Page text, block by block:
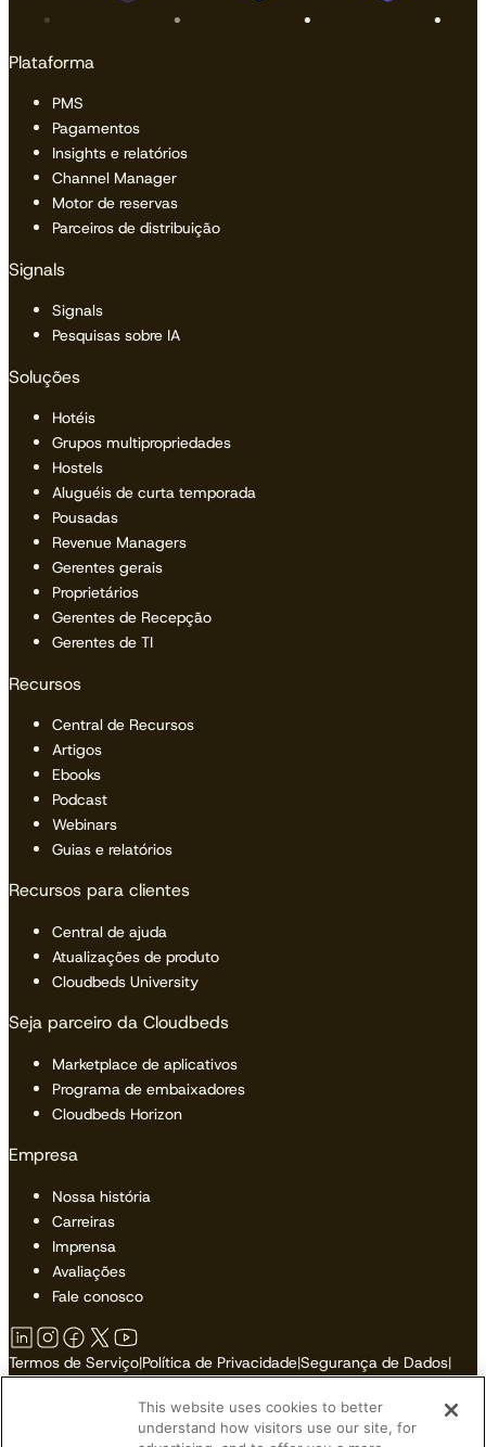
Plataforma
PMS
Pagamentos
Insights e relatórios
Channel Manager
Motor de reservas
Parceiros de distribuição
Signals
Signals
Pesquisas sobre IA
Soluções
Hotéis
Grupos multipropriedades
Hostels
Aluguéis de curta temporada
Pousadas
Revenue Managers
Gerentes gerais
Proprietários
Gerentes de Recepção
Gerentes de TI
Recursos
Central de Recursos
Artigos
Ebooks
Podcast
Webinars
Guias e relatórios
Recursos para clientes
Central de ajuda
Atualizações de produto
Cloudbeds University
Seja parceiro da Cloudbeds
Marketplace de aplicativos
Programa de embaixadores
Cloudbeds Horizon
Empresa
Nossa história
Carreiras
Imprensa
Avaliações
Fale conosco
Termos de Serviço|Política de Privacidade|Segurança de Dados|
Não Vender ou Compartilhar Minhas Informações Pessoais
This website uses cookies to better
understand how visitors use our site, for